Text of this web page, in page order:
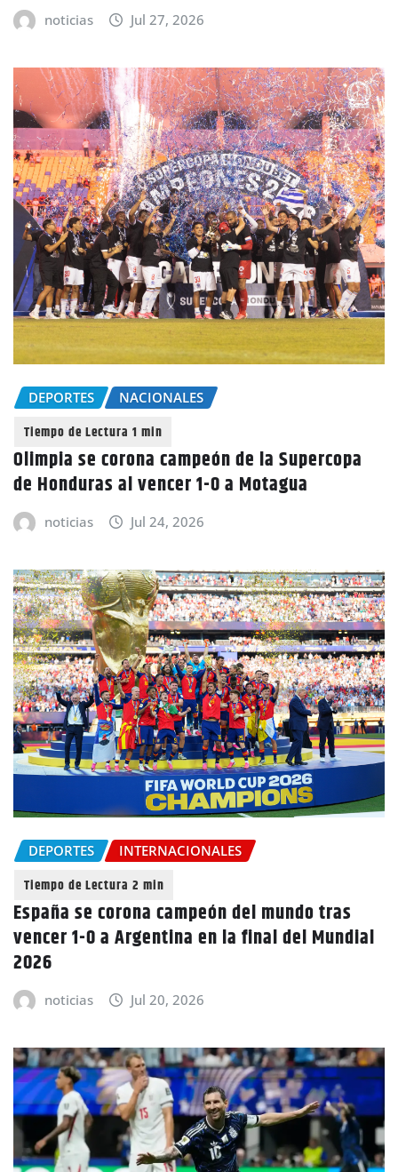
noticias Jul 27, 2026
DEPORTES NACIONALES
Olimpia se corona campeón de la Supercopa
de Honduras al vencer 1-0 a Motagua
noticias Jul 24, 2026
DEPORTES INTERNACIONALES
España se corona campeón del mundo tras
vencer 1-0 a Argentina en la final del Mundial
2026
noticias Jul 20, 2026